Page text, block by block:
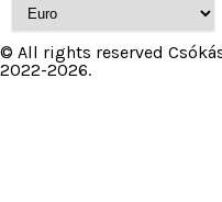
© All rights reserved
2022-2026.